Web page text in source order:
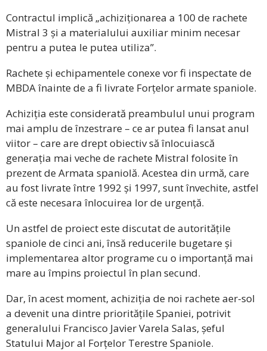
Contractul implică „achiziționarea a 100 de rachete
Mistral 3 și a materialului auxiliar minim necesar
pentru a putea le putea utiliza”.
Rachete și echipamentele conexe vor fi inspectate de
MBDA înainte de a fi livrate Forțelor armate spaniole.
Achiziția este considerată preambulul unui program
mai amplu de înzestrare – ce ar putea fi lansat anul
viitor – care are drept obiectiv să înlocuiască
generația mai veche de rachete Mistral folosite în
prezent de Armata spaniolă. Acestea din urmă, care
au fost livrate între 1992 și 1997, sunt învechite, astfel
că este necesara înlocuirea lor de urgență.
Un astfel de proiect este discutat de autoritățile
spaniole de cinci ani, însă reducerile bugetare și
implementarea altor programe cu o importanță mai
mare au împins proiectul în plan secund.
Dar, în acest moment, achiziția de noi rachete aer-sol
a devenit una dintre prioritățile Spaniei, potrivit
generalului Francisco Javier Varela Salas, șeful
Statului Major al Forțelor Terestre Spaniole.